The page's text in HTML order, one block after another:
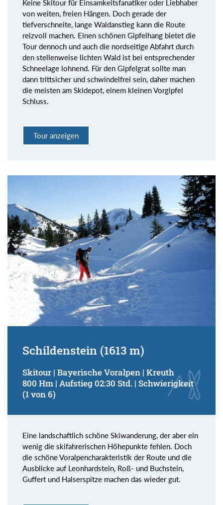
Keine Skitour für Einsamkeitsfanatiker oder Liebhaber
von weiten, freien Hängen. Doch gerade der
tiefverschneite, lange Waldanstieg kann die Route
reizvoll machen. Einen schönen Gipfelhang bietet die
Tour dennoch und auch die nordseitige Abfahrt durch
den stellenweise lichten Wald ist bei entsprechender
Schneelage lohnend. Für den Gipfelgrat sollte man
dann trittsicher und schwindelfrei sein, daher machen
die meisten am Skidepot, einem kleinen Vorgipfel
Schluss.
Tour anzeigen
Schildenstein (1613 m)
Skitour | Bayerische Voralpen | Kreuth
800 Hm | Aufstieg 02:30 Std. | Schwierigkeit
(1 von 6)
Eine landschaftlich schöne Skiwanderung, der aber ein
wenig die skifahrerischen Höhepunkte fehlen. Doch
die schöne Voralpencharakteristik der Route und die
Ausblicke auf Leonhardstein, Roß- und Buchstein,
Guffert und Halserspitze machen das wieder gut.